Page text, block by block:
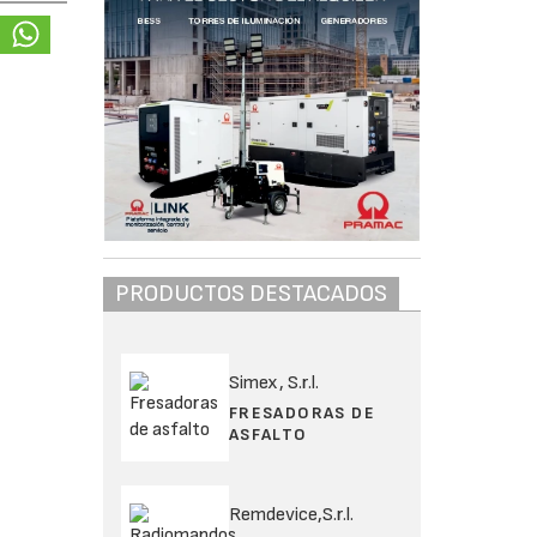
PRODUCTOS DESTACADOS
Simex, S.r.l.
FRESADORAS DE
ASFALTO
Remdevice,S.r.l.